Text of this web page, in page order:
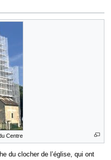
Centre
du clocher de l’église, qui ont